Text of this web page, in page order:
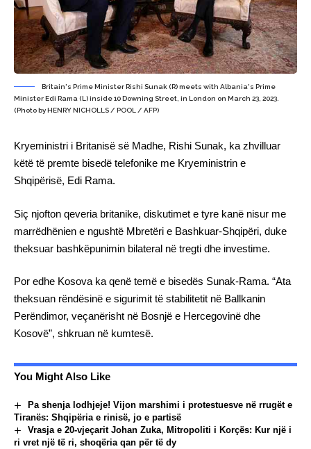
Britain's Prime Minister Rishi Sunak (R) meets with Albania's Prime
Minister Edi Rama (L) inside 10 Downing Street, in London on March 23, 2023.
(Photo by HENRY NICHOLLS / POOL / AFP)
Kryeministri i Britanisë së Madhe, Rishi Sunak, ka zhvilluar
këtë të premte bisedë telefonike me Kryeministrin e
Shqipërisë, Edi Rama.
Siç njofton qeveria britanike, diskutimet e tyre kanë nisur me
marrëdhënien e ngushtë Mbretëri e Bashkuar-Shqipëri, duke
theksuar bashkëpunimin bilateral në tregti dhe investime.
Por edhe Kosova ka qenë temë e bisedës Sunak-Rama. “Ata
theksuan rëndësinë e sigurimit të stabilitetit në Ballkanin
Perëndimor, veçanërisht në Bosnjë e Hercegovinë dhe
Kosovë”, shkruan në kumtesë.
You Might Also Like
Pa shenja lodhjeje! Vijon marshimi i protestuesve në rrugët e
Tiranës: Shqipëria e rinisë, jo e partisë
Vrasja e 20-vjeçarit Johan Zuka, Mitropoliti i Korçës: Kur një i
ri vret një të ri, shoqëria qan për të dy